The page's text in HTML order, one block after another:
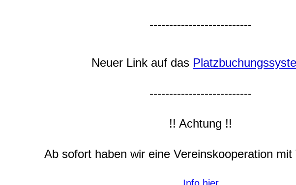
--------------------------
Neuer Link auf das
--------------------------
!! Achtung !!
Ab sofort haben wir eine Vereinskooperation mit